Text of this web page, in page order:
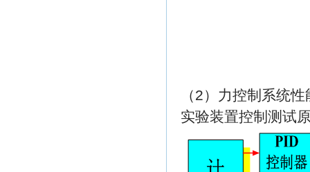
（2）力控制系统
实验装置控制测试